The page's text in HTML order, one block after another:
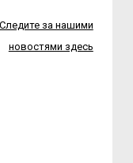
Следите за нашими
новостями здесь